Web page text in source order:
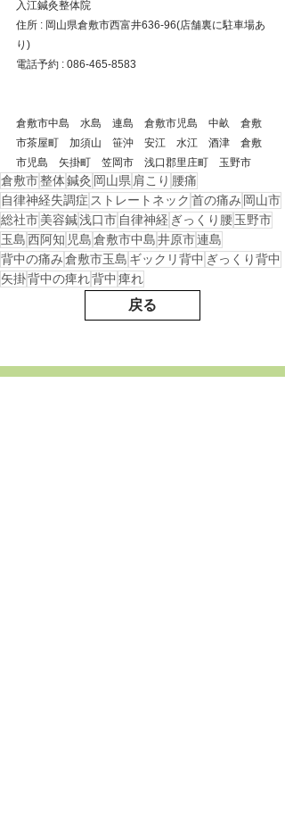
入江鍼灸整体院
住所 : 岡山県倉敷市西富井636-96(店舗裏に駐車場あ
り)
電話予約 : 086-465-8583
倉敷市中島　水島　連島　倉敷市児島　中畝　倉敷
市茶屋町　加須山　笹沖　安江　水江　酒津　倉敷
市児島　矢掛町　笠岡市　浅口郡里庄町　玉野市
倉敷市整体鍼灸 岡山県肩こり 腰痛
自律神経失調症 ストレートネック 首の痛み 岡山市
総社市美容鍼浅口市 自律神経 ぎっくり腰玉野市
玉島西阿知 児島倉敷市中島井原市連島
背中の痛み倉敷市玉島 ギックリ背中 ぎっくり背中
矢掛背中の痺れ背中 痺れ
戻る